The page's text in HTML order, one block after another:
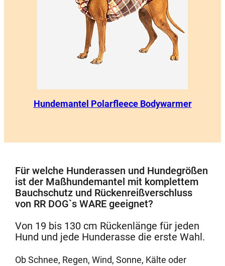
Kundenbewertungen
Hundemantel Polarfleece Bodywarmer
Für welche Hunderassen und Hundegrößen
ist der Maßhundemantel mit komplettem
Bauchschutz und Rückenreißverschluss
von RR DOG`s WARE geeignet?
Von 19 bis 130 cm Rückenlänge für jeden
Hund und jede Hunderasse die erste Wahl.
Ob Schnee, Regen, Wind, Sonne, Kälte oder